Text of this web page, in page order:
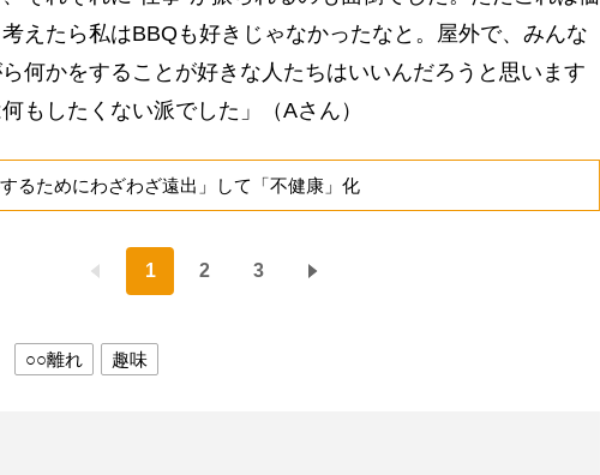
えたら私はBBQも好きじゃなかったなと。屋外で、みんな
何かをすることが好きな人たちはいいんだろうと思います
もしたくない派でした」（Aさん）
るためにわざわざ遠出」して「不健康」化
1 2 3
○○離れ 趣味